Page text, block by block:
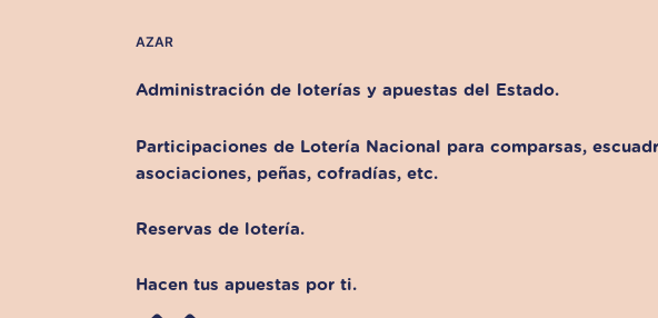
AZAR
Administración de loterías y apuestas del Estado.
Participaciones de Lotería Nacional para comparsas,
asociaciones, peñas, cofradías, etc.
Reservas de lotería.
Hacen tus apuestas por ti.